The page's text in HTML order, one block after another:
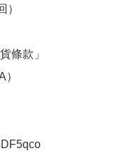
）
條款」